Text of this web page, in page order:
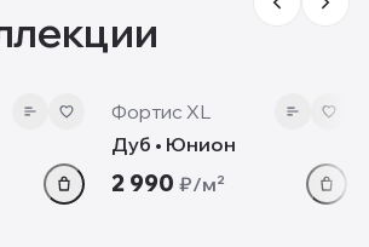
Фортис XL
Дуб • Юнион
2 990 ₽/м²